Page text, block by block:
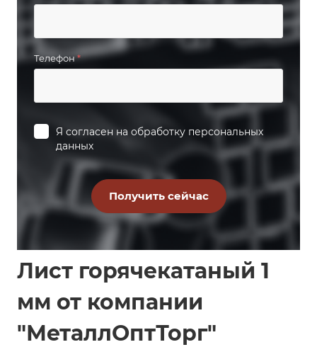
Телефон*
Я согласен на обработку персональных
данных
Лист горячекатаный 1
мм от компании
"МеталлОптТорг"